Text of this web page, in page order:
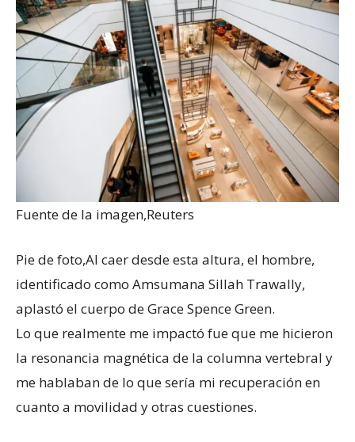
Fuente de la imagen,Reuters
Pie de foto,Al caer desde esta altura, el hombre,
identificado como Amsumana Sillah Trawally,
aplastó el cuerpo de Grace Spence Green.
Lo que realmente me impactó fue que me hicieron
la resonancia magnética de la columna vertebral y
me hablaban de lo que sería mi recuperación en
cuanto a movilidad y otras cuestiones.